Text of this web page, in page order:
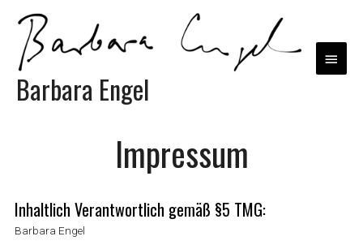
Barbara Engel
Impressum
Inhaltlich Verantwortlich gemäß §5 TMG:
Barbara Engel